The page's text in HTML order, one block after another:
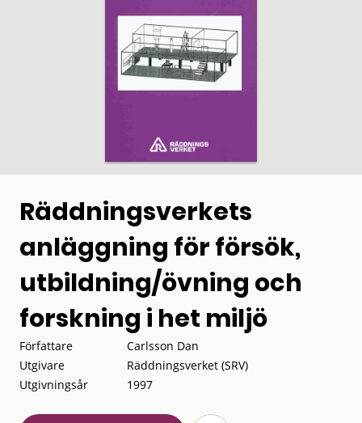
Räddningsverkets
anläggning för försök,
utbildning/övning och
forskning i het miljö
Författare
Carlsson Dan
Utgivare
Räddningsverket (SRV)
Utgivningsår
1997